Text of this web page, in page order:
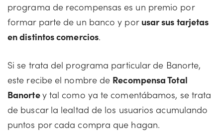
programa de recompensas es un premio por
formar parte de un banco y por usar sus tarjetas
en distintos comercios.
Si se trata del programa particular de Banorte,
este recibe el nombre de Recompensa Total
Banortey tal como ya te comentábamos, se trata
de buscar la lealtad de los usuarios acumulando
puntos por cada compra que hagan.